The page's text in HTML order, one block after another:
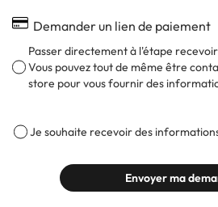
Demander un lien de paiement
Passer directement à l'étape
Vous pouvez tout de même être
store pour vous fournir des
Je souhaite recevoir des
Envoyer ma